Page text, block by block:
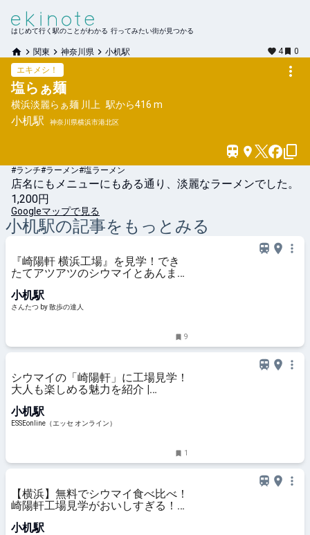
はじめて行く駅のことがわかる 行ってみたい街が見つかる
関東 神奈川県 小机駅 4
0
エキメシ！
塩らぁ麺
横浜淡麗らぁ麺 川上 駅から416 m
小机駅 神奈川県横浜市港北区
#ランチ#ラーメン#塩ラーメン
店名にもメニューにもある通り、淡麗なラーメンでした。
1,200円
Googleマップで見る
小机駅の記事をもっとみる
『崎陽軒 横浜工場』を見学！でき
たてアツアツのシウマイとあんまん
編⑧〜｜さんたつ by 散歩の達人
小机駅
さんたつ by 散歩の達人
9
シウマイの「崎陽軒」に工場見学！
大人も楽しめる魅力を紹介 |
小机駅
ESSEonline（エッセ オンライン）
1
【横浜】無料でシウマイ食べ比べ！
崎陽軒工場見学がおいしすぎる！｜
小机駅